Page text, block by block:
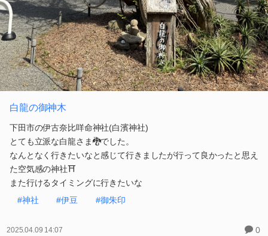
白龍の御神木
下田市の伊古奈比咩命神社(白濱神社)
とても立派な白龍さま🐉でした。
なんとなく行きたいなと感じて行きましたが行って良かったと思え
た空気感の神社⛩️
また行けるタイミングに行きたいな
#神社
#伊豆 #御朱印
2025.04.09 14:07 0